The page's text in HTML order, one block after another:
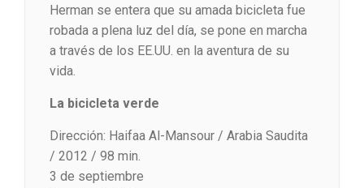
Herman se entera que su amada bicicleta fue
robada a plena luz del día, se pone en marcha
a través de los EE.UU. en la aventura de su
vida.
La bicicleta verde
Dirección: Haifaa Al-Mansour / Arabia Saudita
/ 2012 / 98 min.
3 de septiembre